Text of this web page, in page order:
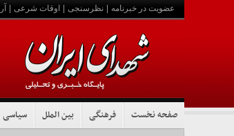
عضویت در خبرنامه نظرسنجی اوقات شرعی
صفحه نخست فرهنگی بین الملل سیاسی